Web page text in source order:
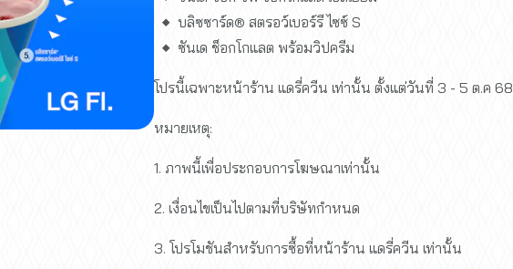
บลิซซาร์ด® สตรอว์เบอร์รี ไซซ์ S
ซันเด ช็อกโกแลต พร้อมวิปครีม
โปรนี้เฉพาะหน้าร้าน แดรี่ควีน เท่านั้น ตั้งแต่วันที่ 3 - 5 ต.ค 68
หมายเหตุ:
1. ภาพนี้เพื่อประกอบการโฆษณาเท่านั้น
2. เงื่อนไขเป็นไปตามที่บริษัทกำหนด
3. โปรโมชันสำหรับการซื้อที่หน้าร้าน แดรี่ควีน เท่านั้น